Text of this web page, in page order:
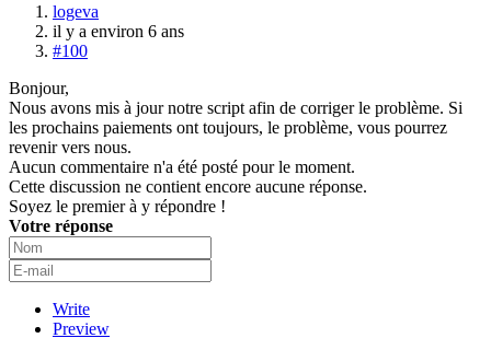
logeva
il y a environ 6 ans
#100
Bonjour,
Nous avons mis à jour notre script afin de corriger le problème. Si
les prochains paiements ont toujours, le problème, vous pourrez
revenir vers nous.
Aucun commentaire n'a été posté pour le moment.
Cette discussion ne contient encore aucune réponse.
Soyez le premier à y répondre !
Votre réponse
Write
Preview